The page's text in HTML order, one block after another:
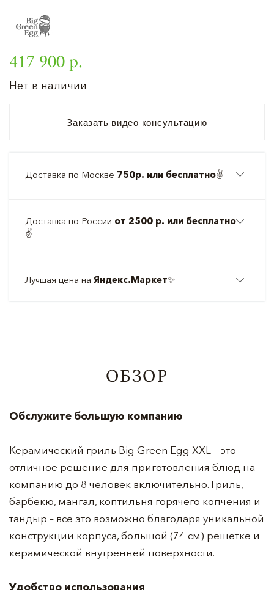
417 900 р.
Нет в наличии
Заказать видео консультацию
Доставка по Москве 750р. или бесплатно✌️
Доставка по России от 2500 р. или бесплатно
✌️
Лучшая цена на Яндекс.Маркет✨
ОБЗОР
Обслужите большую компанию
Керамический гриль Big Green Egg XXL – это
отличное решение для приготовления блюд на
компанию до 8 человек включительно. Гриль,
барбекю, мангал, коптильня горячего копчения и
тандыр – все это возможно благодаря уникальной
конструкции корпуса, большой (74 см) решетке и
керамической внутренней поверхности.
Удобство использования